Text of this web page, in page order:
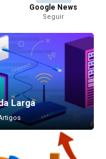
Google News
Seguir
Larga